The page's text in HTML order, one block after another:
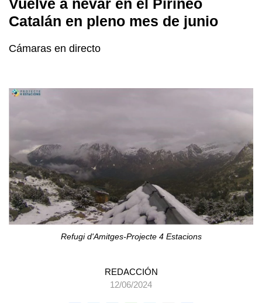
Vuelve a nevar en el Pirineo
Catalán en pleno mes de junio
Cámaras en directo
Refugi d'Amitges-Projecte 4 Estacions
REDACCIÓN
12/06/2024